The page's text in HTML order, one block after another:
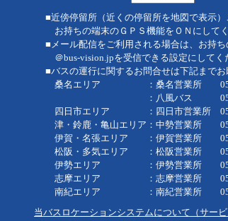
■近傍停留所（近くの停留所を地図で表示）
お持ちの端末のＧＰＳ機能をＯＮにしてく
■メール配信をご利用される場合は、お持ち
＠bus-vision.jpを受信できる設定にしてく
■バスの運行に関するお問合せは下記までお
桑名エリア ：桑名営業所
：八風バス 0594-
四日市エリア ：四日市営業所
津・鈴鹿・亀山エリア：中勢営業所
伊賀・名張エリア ：伊賀営業所
松阪・多気エリア ：松阪営業所
伊勢エリア ：伊勢営業所
志摩エリア ：志摩営業所
南紀エリア ：南紀営業所
当バスロケーションシステムについて（サービ